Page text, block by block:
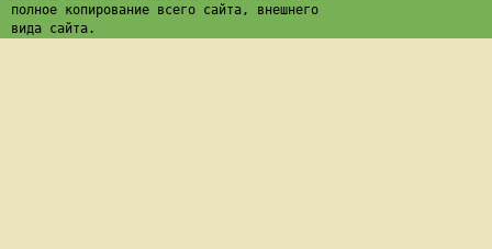
полное копирование всего сайта, внешнего
вида сайта.